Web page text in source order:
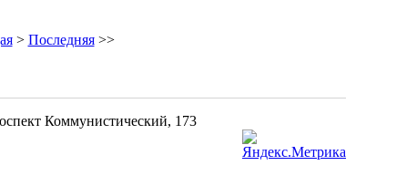
> Последняя>>
Коммунистический, 173